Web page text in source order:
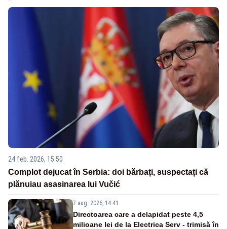
24 feb. 2026, 15:50
Complot dejucat în Serbia: doi bărbați, suspectați că
plănuiau asasinarea lui Vučić
7 aug. 2026, 14:41
Directoarea care a delapidat peste 4,5
milioane lei de la Electrica Serv - trimisă în